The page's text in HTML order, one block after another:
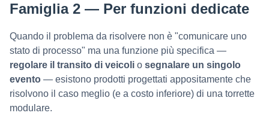
Famiglia 2 — Per funzioni dedicate
Quando il problema da risolvere non è "comunicare uno
stato di processo" ma una funzione più specifica —
regolare il transito di veicoli o segnalare un singolo
evento — esistono prodotti progettati appositamente che
risolvono il caso meglio (e a costo inferiore) di una torrette
modulare.